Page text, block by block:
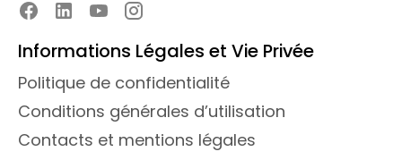
Informations Légales et Vie Privée
Politique de confidentialité
Conditions générales d’utilisation
Contacts et mentions légales